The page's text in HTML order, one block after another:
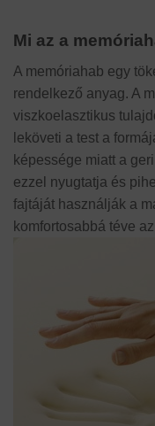
Mi az a
A memóriahab egy
rendelkező anyag. A
viszkoelasztikus
leköveti a test a
képessége miatt a
ezzel nyugtatja és
fajtáját használják a
komfortosabbá téve